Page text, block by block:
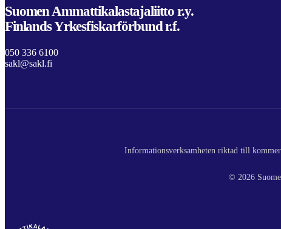
Suomen Ammattikalastajaliitto r.y.
Finlands Yrkesfiskarförbund r.f.
050 336 6100
sakl@sakl.fi
Informationsverksamheten riktad till
© 2026